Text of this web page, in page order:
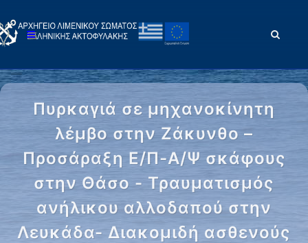
Πυρκαγιά σε μηχανοκίνητη
λέμβο στην Ζάκυνθο –
Προσάραξη Ε/Π-Α/Ψ σκάφους
στην Θάσο - Τραυματισμός
ανήλικου αλλοδαπού στην
Λευκάδα- Διακομιδή ασθενούς